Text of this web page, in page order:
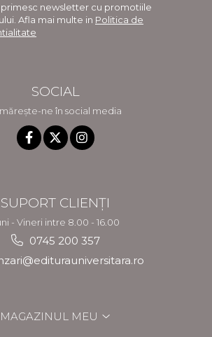
primesc newsletter cu promotiile
Afla mai multe in Politica de
SOCIAL
ne în social media
SUPORT CLIENȚI
- Vineri intre 8.00 - 16.00
0745 200 357
MAGAZINUL MEU